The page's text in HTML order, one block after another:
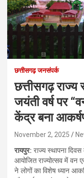
छत्तीसगढ़ जनसंपर्क
छत्तीसगढ़
जयंती वर्ष पर
केंद्र बना
November 2, 2025
रायपुर:राज्य स्थापना
आयोजित राज्योत्सव में वन
ने लोगों का विशेष ध्यान